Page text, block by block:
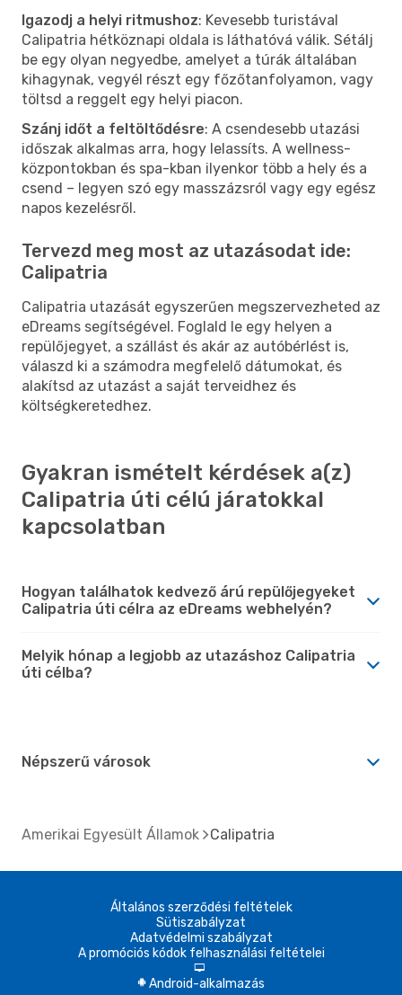
Igazodj a helyi ritmushoz: Kevesebb turistával
Calipatria hétköznapi oldala is láthatóvá válik. Sétálj
be egy olyan negyedbe, amelyet a túrák általában
kihagynak, vegyél részt egy főzőtanfolyamon, vagy
töltsd a reggelt egy helyi piacon.
Szánj időt a feltöltődésre: A csendesebb utazási
időszak alkalmas arra, hogy lelassíts. A wellness-
központokban és spa-kban ilyenkor több a hely és a
csend – legyen szó egy masszázsról vagy egy egész
napos kezelésről.
Tervezd meg most az utazásodat ide:
Calipatria
Calipatria utazását egyszerűen megszervezheted az
eDreams segítségével. Foglald le egy helyen a
repülőjegyet, a szállást és akár az autóbérlést is,
válaszd ki a számodra megfelelő dátumokat, és
alakítsd az utazást a saját terveidhez és
költségkeretedhez.
Gyakran ismételt kérdések a(z)
Calipatria úti célú járatokkal
kapcsolatban
Hogyan találhatok kedvező árú repülőjegyeket
Calipatria úti célra az eDreams webhelyén?
Melyik hónap a legjobb az utazáshoz Calipatria
úti célba?
Népszerű városok
Amerikai Egyesült Államok Calipatria
Általános szerződési feltételek
Sütiszabályzat
Adatvédelmi szabályzat
A promóciós kódok felhasználási feltételei
d
A Android-alkalmazás